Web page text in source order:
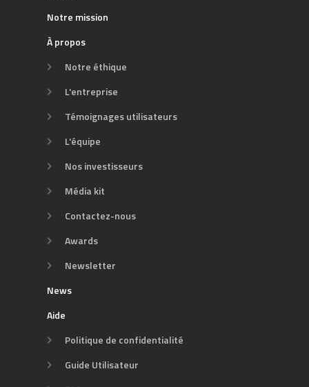
Notre mission
À propos
Notre éthique
L'entreprise
Témoignages utilisateurs
L'équipe
Nos investisseurs
Média kit
Contactez-nous
Awards
Newsletter
News
Aide
Politique de confidentialité
Guide Utilisateur